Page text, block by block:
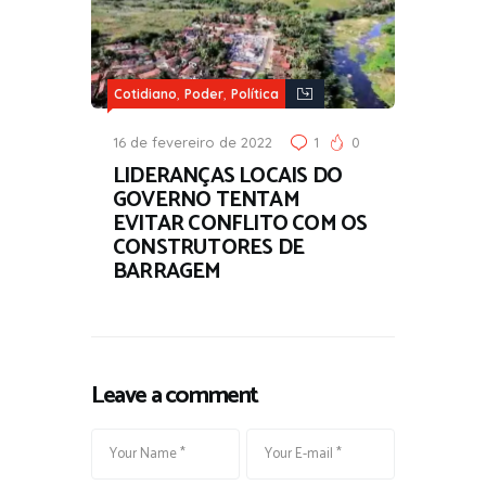
Cotidiano, Poder, Política
16 de fevereiro de 2022 1 0
LIDERANÇAS LOCAIS DO
GOVERNO TENTAM
EVITAR CONFLITO COM OS
CONSTRUTORES DE
BARRAGEM
Leave a comment